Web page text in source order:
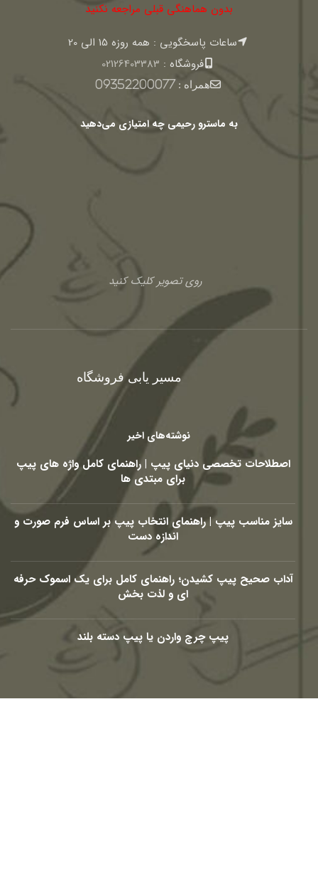
بدون هماهنگی قبلی مراجعه نکنید
ساعات پاسخگویی : همه روزه 15 الی 20
فروشگاه : 02126403383
همراه :09352200077
به ماسترو رحیمی چه امتیازی می‌دهید
روی تصویر کلیک کنید
مسیر یابی فروشگاه
نوشته‌های اخیر
اصطلاحات تخصصی دنیای پیپ | راهنمای کامل واژه های پیپ
برای مبتدی ها
سایز مناسب پیپ | راهنمای انتخاب پیپ بر اساس فرم صورت و
اندازه دست
آداب صحیح پیپ کشیدن؛ راهنمای کامل برای یک اسموک حرفه
ای و لذت بخش
پیپ چرچ واردن یا پیپ دسته بلند